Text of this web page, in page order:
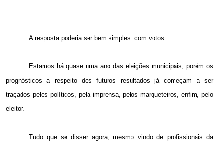
A resposta poderia ser bem simples: com votos.
Estamos há quase uma ano das eleições municipais, porém os
prognósticos a respeito dos futuros resultados já começam a ser
traçados pelos políticos, pela imprensa, pelos marqueteiros, enfim, pelo
eleitor.
Tudo que se disser agora, mesmo vindo de profissionais da